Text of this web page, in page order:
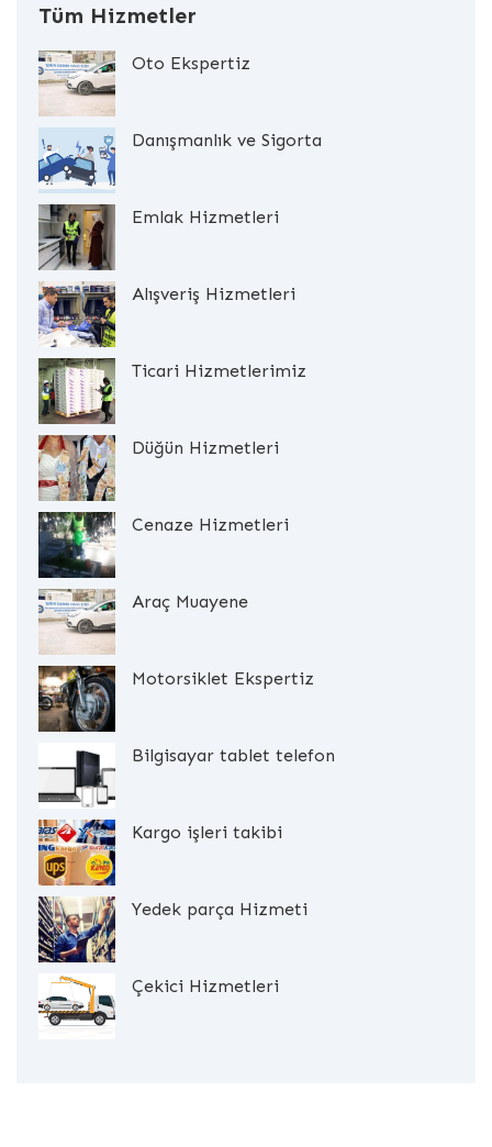
Tüm Hizmetler
Oto Ekspertiz
Danışmanlık ve Sigorta
Emlak Hizmetleri
Alışveriş Hizmetleri
Ticari Hizmetlerimiz
Düğün Hizmetleri
Cenaze Hizmetleri
Araç Muayene
Motorsiklet Ekspertiz
Bilgisayar tablet telefon
Kargo işleri takibi
Yedek parça Hizmeti
Çekici Hizmetleri